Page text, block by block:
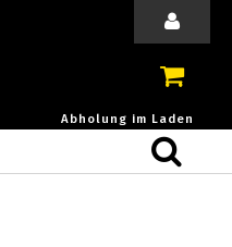
Abholung im Laden